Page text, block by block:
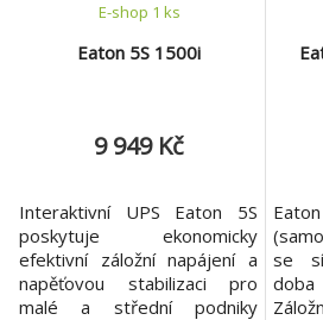
Eaton 5S 1500i
E-shop 1 ks
9 949 Kč
Interaktivní UPS Eaton 5S
poskytuje ekonomicky
efektivní záložní napájení a
napěťovou stabilizaci pro
malé a střední podniky
se